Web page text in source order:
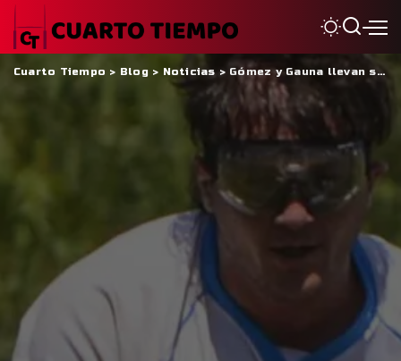
Cuarto Tiempo > Blog > Noticias > Gómez y Gauna llevan su talento a Paraguay